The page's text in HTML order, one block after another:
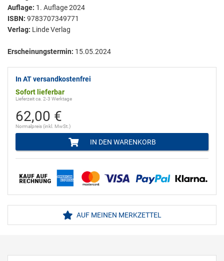
Auflage: 1. Auflage 2024
ISBN: 9783707349771
Verlag: Linde Verlag
Erscheinungstermin: 15.05.2024
In AT versandkostenfrei
Sofort lieferbar
Lieferzeit ca. 2-3 Werktage
62,00 €
Normalpreis (inkl. MwSt.)
IN DEN WARENKORB
AUF MEINEN MERKZETTEL